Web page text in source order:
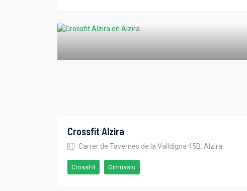
Crossfit Alzira
Carrer de Tavernes de la Valldigna 45B, Alzira
CrossFit Gimnasio